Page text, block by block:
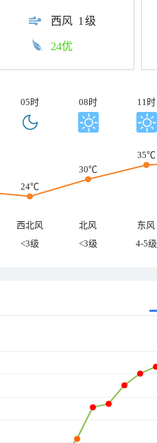
西风 1级
24优
05时 08时 11时
24℃
30℃
35℃
西北风 北风
东风
<3级 <3级 4-5级